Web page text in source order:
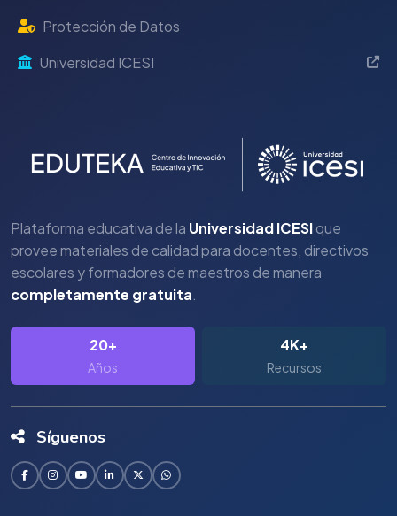
Protección de Datos
Universidad ICESI
Plataforma educativa de la Universidad ICESIque
provee materiales de calidad para docentes, directivos
escolares y formadores de maestros de manera
completamente gratuita.
20+
Años
4K+
Recursos
Síguenos